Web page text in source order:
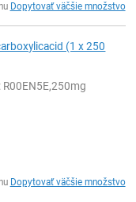
Dopytovať väčšie množstvo
(1 x 250
: R00EN5E,250mg
Dopytovať väčšie množstvo